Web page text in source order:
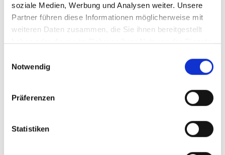
soziale Medien, Werbung und Analysen weiter. Unsere
Partner führen diese Informationen möglicherweise mit
weiteren Daten zusammen, die Sie ihnen bereitgestellt
haben oder die sie im Rahmen Ihrer Nutzung der Dienste
Notwendig
Präferenzen
Statistiken
ÄHNLICHE PRODUKTE
74,95 € 29,95 €